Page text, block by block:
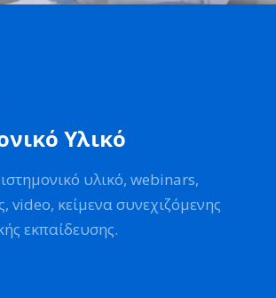
Υλικό
υλικό, webinars,
video, κείμενα συνεχιζόμενης
εκπαίδευσης.